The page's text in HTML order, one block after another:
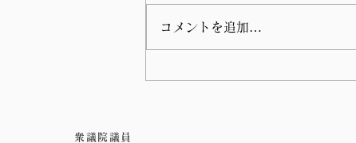
衆議院インターネット審議中
コメントを追加…
衆議院議員